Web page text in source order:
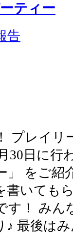
ティー
告
プレイリ
30日に行
」 をご紹
書いても
す！ みん
♪ 最後は